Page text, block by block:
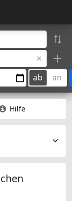
ab an
Hilfe